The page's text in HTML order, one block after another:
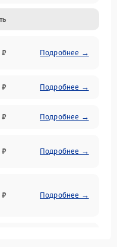
₽ Подробнее →
₽ Подробнее →
₽ Подробнее →
₽ Подробнее →
₽ Подробнее →